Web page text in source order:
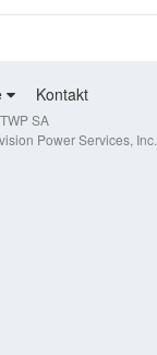
Kontakt
SA
Power Services, Inc.